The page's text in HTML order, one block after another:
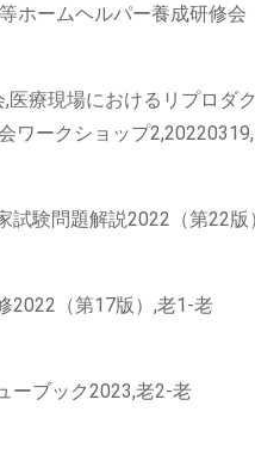
ホームヘルパー養成研修会
療現場におけるリプロダ
ワークショップ
試験問題解説2022（第22版
2022（第17版）,老1-老
ーブック2023,老2-老